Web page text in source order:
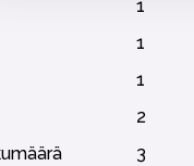
1
1
1
2
3